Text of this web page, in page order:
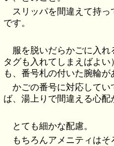
スリッパを間違えて持
です。
服を脱いだらかごに入
タグも入れてしまえばよ
も、番号札の付いた腕輪が
かごの番号に対応して
ば、湯上りで間違える心配
とても細かな配慮。
もちろんアメニティは